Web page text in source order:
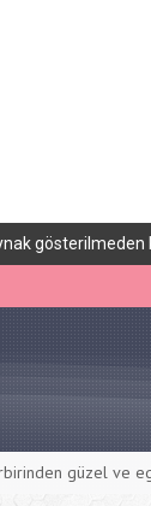
gösterilmeden
güzel ve